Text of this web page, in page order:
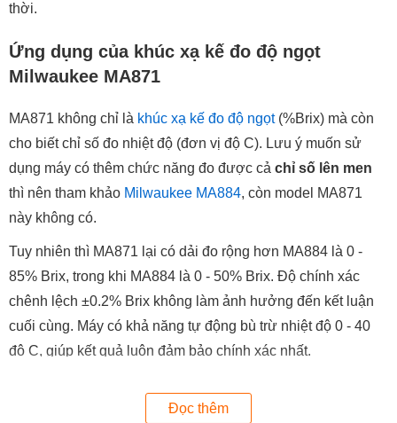
thời.
Ứng dụng của khúc xạ kế đo độ ngọt
Milwaukee MA871
MA871 không chỉ là khúc xạ kế đo độ ngọt(%Brix) mà còn
cho biết chỉ số đo nhiệt độ (đơn vị độ C). Lưu ý muốn sử
dụng máy có thêm chức năng đo được cả chỉ số lên men
thì nên tham khảo Milwaukee MA884, còn model MA871
này không có.
Tuy nhiên thì MA871 lại có dải đo rộng hơn MA884 là 0 -
85% Brix, trong khi MA884 là 0 - 50% Brix. Độ chính xác
chênh lệch ±0.2% Brix không làm ảnh hưởng đến kết luận
cuối cùng. Máy có khả năng tự động bù trừ nhiệt độ 0 - 40
độ C, giúp kết quả luôn đảm bảo chính xác nhất.
1,5 giây và có thể thực hiện đo trên mẫu có kích thước rất
Đọc thêm